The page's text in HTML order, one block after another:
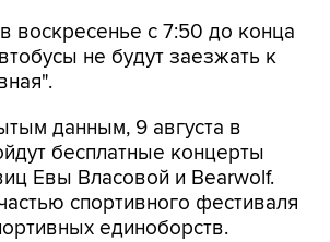
воскресенье с 7:50 до конца
не будут заезжать к
данным, 9 августа в
бесплатные концерты
Евы Власовой и Bearwolf.
спортивного фестиваля
единоборств.